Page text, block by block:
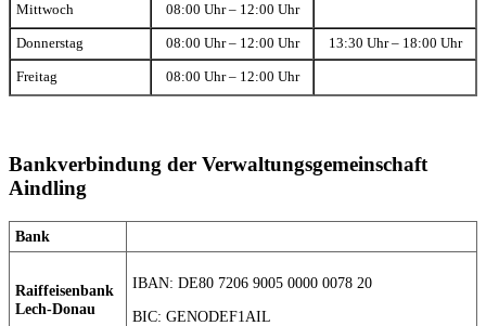
Mittwoch 08:00 Uhr – 12:00 Uhr
Donnerstag 08:00 Uhr – 12:00 Uhr 13:30 Uhr – 18:00 Uhr
Freitag 08:00 Uhr – 12:00 Uhr
Bankverbindung der Verwaltungsgemeinschaft
Aindling
Bank
Raiffeisenbank
Lech-Donau
IBAN: DE80 7206 9005 0000 0078 20
BIC: GENODEF1AIL